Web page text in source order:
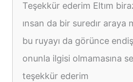
Teşekkür ederim Eltım biraz
ınsan da bir suredır araya
bu ruyayı da görünce
onunla ilgisi olmamasına
teşekkür ederim